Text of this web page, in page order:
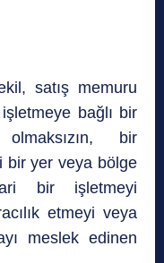
satış memuru
bağlı bir
bir
bir yer veya bölge
bir işletmeyi
etmeyi veya
meslek edinen